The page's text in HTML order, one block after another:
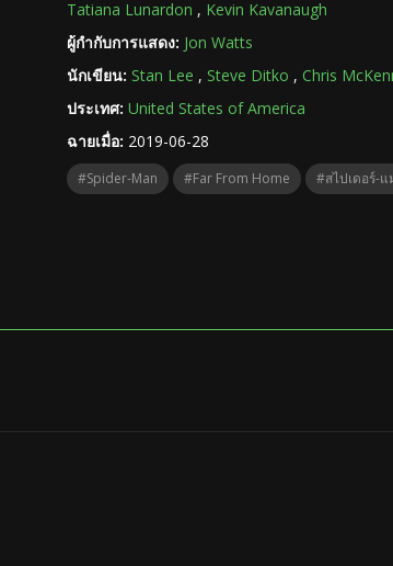
Tatiana Lunardon , Kevin Kavanaugh
ผู้กำกับการแสดง: Jon Watts
นักเขียน: Stan Lee , Steve Ditko , Chris
ประเทศ: United States of America
ฉายเมื่อ: 2019-06-28
#Spider-Man #Far From Home #สไปเดอร์-